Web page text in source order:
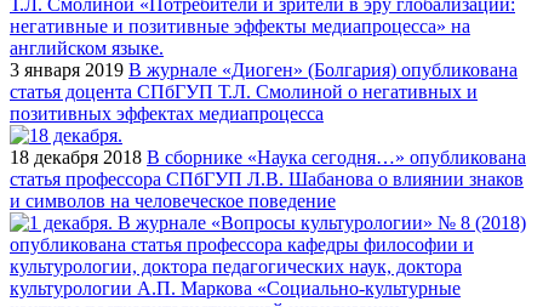
3 января 2019 В журнале «Диоген» (Болгария) опубликована
статья доцента СПбГУП Т.Л. Смолиной о негативных и
позитивных эффектах медиапроцесса
18 декабря 2018 В сборнике «Наука сегодня…» опубликована
статья профессора СПбГУП Л.В. Шабанова о влиянии знаков
и символов на человеческое поведение